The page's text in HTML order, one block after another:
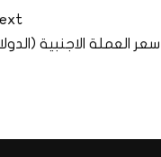
العملة الاجنبية